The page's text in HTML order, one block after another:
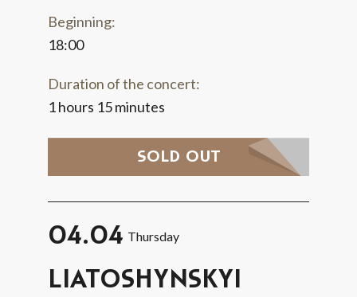
Beginning:
18:00
Duration of the concert:
1 hours 15 minutes
SOLD OUT
04.04 Thursday
LIATOSHYNSKYI